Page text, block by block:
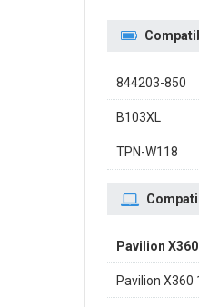
844203-850
B103XL
TPN-W118
Pavilion
Pavilion X360